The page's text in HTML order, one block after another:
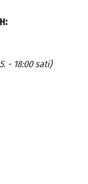
- 18:00 sati)